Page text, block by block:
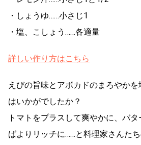
・しょうゆ……小さじ1
・塩、こしょう……各適量
詳しい作り方はこちら
えびの旨味とアボカドのまろやか
はいかがでしたか？
トマトをプラスして爽やかに、バ
ばよりリッチに……と料理家さんた